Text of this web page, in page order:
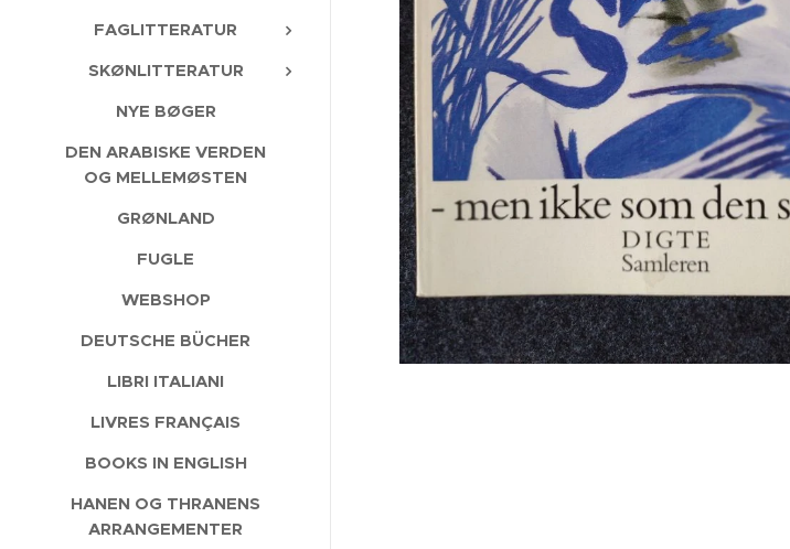
FAGLITTERATUR
SKØNLITTERATUR
NYE BØGER
DEN ARABISKE VERDEN
OG MELLEMØSTEN
GRØNLAND
FUGLE
WEBSHOP
DEUTSCHE BÜCHER
LIBRI ITALIANI
LIVRES FRANÇAIS
BOOKS IN ENGLISH
HANEN OG THRANENS
ARRANGEMENTER